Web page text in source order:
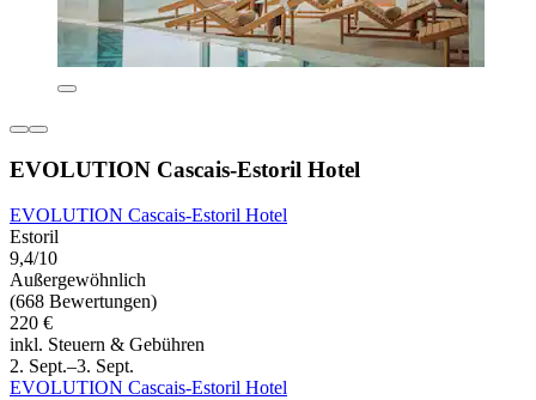
EVOLUTION Cascais-Estoril Hotel
EVOLUTION Cascais-Estoril Hotel
Estoril
9,4/10
Außergewöhnlich
(668 Bewertungen)
220 €
inkl. Steuern & Gebühren
2. Sept.–3. Sept.
EVOLUTION Cascais-Estoril Hotel